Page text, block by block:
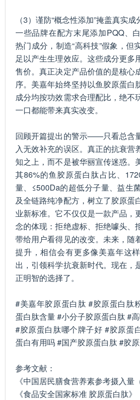
（3）谨防“概念性添加”掩盖真实成
一些品牌在配方末尾添加PQQ、
热门成分，制造“高科技”假象，但
足以产生生理效应。这些成分更多
售价。真正决定产品价值的是核心
序。美嘉年始终坚持以鱼胶原蛋白
成分均按功效需求合理配比，绝不
一口都能带来真实改变。
回顾开篇提出的警示——只看总含
入无效补充的误区。真正的抗衰营
知之上，而不是被华丽宣传迷惑。
其86%的鱼胶原蛋白肽占比、
量、≤500Da的超低分子量、益生
及全链路纯净配方，树立了胶原蛋
业新标准。它不仅仅是一款产品，
念的体现：拒绝虚标、拒绝噱头、
带给用户看得见的改变。未来，随
提升，相信会有更多像美嘉年这
出，引领科学抗衰新时代。现在，
正明智的选择了。
#美嘉年胶原蛋白肽 #胶原蛋白肽
蛋白肽含量 #小分子胶原蛋白肽 #
#胶原蛋白肽哪个牌子好 #胶原蛋
蛋白有用吗 #国产胶原蛋白肽 #胶
参考文献：
《中国居民膳食营养素参考摄入量
《食品安全国家标准 胶原蛋白肽》